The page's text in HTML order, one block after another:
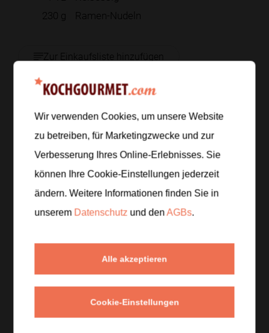
230 g Ramen-Nudeln
Zur Einkaufsliste hinzufügen
Zubereitung
Schritt 1/6
Teile 140 Gramm Brokkoli in Röschen, schneide 2
Frühlingszwiebeln in Ringe und halte 80 Gramm
Karottenstreifen und 1 Esslöffel Sesam griffbereit.
Minuten rasten lassen.
Für die Brühe 720 ml Rinderbrühe, 2 EL Sojasauce, 1
Wir verwenden Cookies, um unsere Website
zu betreiben, für Marketingzwecke und zur
Verbesserung Ihres Online-Erlebnisses. Sie
können Ihre Cookie-Einstellungen jederzeit
ändern. Weitere Informationen finden Sie in
unserem Datenschutz und denAGBs.
Alle akzeptieren
Cookie-Einstellungen